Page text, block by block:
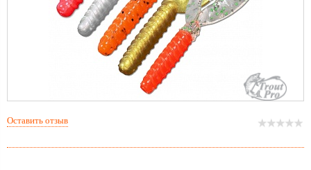
Оставить отзыв